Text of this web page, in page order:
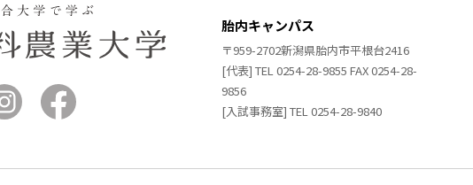
胎内キャンパス
〒959-2702新潟県胎内市平根台2416
[代表] TEL 0254-28-9855 FAX 0254-28-
9856
[入試事務室] TEL 0254-28-9840